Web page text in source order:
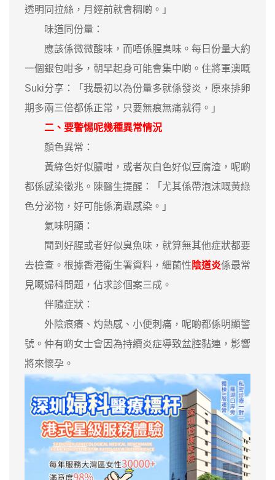
透明同拉絲，月經前就會稠啲。」
味道同份量：
應該係微微酸味，而唔係腥臭味。每日份量大約
一個銀包咁多，朝早起身可能會集中啲。住將軍澳嘅
Suki分享：「我最初以為份量多就係發炎，原來排卵
期多兩三倍都係正常，只要無痕無痛就得。」
二、要警惕呢幾種異常情況
顏色異常：
黃綠色好似膿咁，或者灰白色好似豆腐渣，呢啲
都係感染徵兆。陳醫生提醒：「尤其係帶泡沫嘅黃綠
色分泌物，好可能係滴蟲感染。」
氣味明顯：
聞到好腥或者好似臭魚味，就算無其他症狀都要
去檢查。根據香港衛生署資料，細菌性 陰道炎係最常
見嘅婦科問題，佔求診個案三成。
伴隨症狀：
外陰痕癢、灼熱感、小便刺痛，呢啲都係明顯警
號。仲有啲女士會因為持續炎症導致盆腔黏連，影響
將來懷孕。